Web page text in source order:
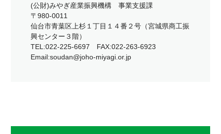
(公財)みやぎ産業振興機構 事業支援課
〒980-0011
仙台市青葉区上杉１丁目１４番２号（宮城県商工振
興センター３階）
TEL:022-225-6697 FAX:022-263-6923
Email:soudan@joho-miyagi.or.jp